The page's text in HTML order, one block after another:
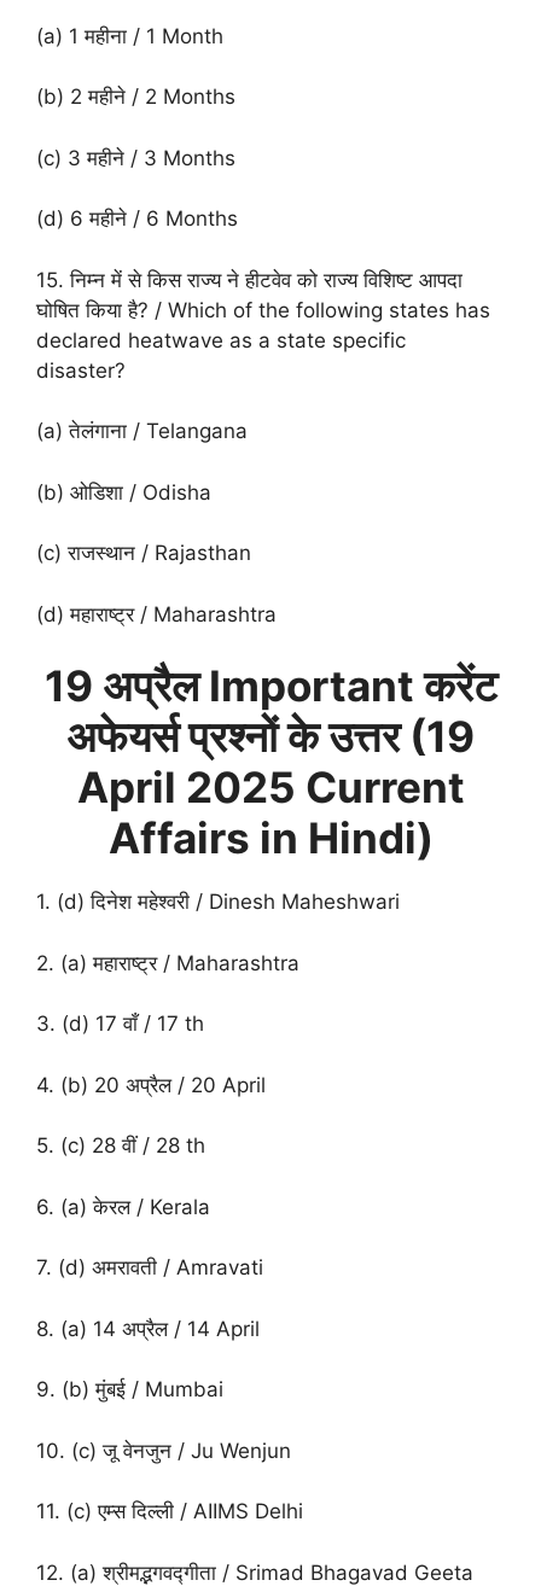
(a) 1 महीना / 1 Month
(b) 2 महीने / 2 Months
(c) 3 महीने / 3 Months
(d) 6 महीने / 6 Months
15. निम्न में से किस राज्य ने हीटवेव को राज्य विशिष्ट आपदा
घोषित किया है? / Which of the following states has
declared heatwave as a state specific
disaster?
(a) तेलंगाना / Telangana
(b) ओडिशा / Odisha
(c) राजस्थान / Rajasthan
(d) महाराष्ट्र / Maharashtra
19 अप्रैल Important करेंट
अफेयर्स प्रश्नों के उत्तर (19
April 2025 Current
Affairs in Hindi)
1. (d) दिनेश महेश्वरी / Dinesh Maheshwari
2. (a) महाराष्ट्र / Maharashtra
3. (d) 17 वाँ / 17 th
4. (b) 20 अप्रैल / 20 April
5. (c) 28 वीं / 28 th
6. (a) केरल / Kerala
7. (d) अमरावती / Amravati
8. (a) 14 अप्रैल / 14 April
9. (b) मुंबई / Mumbai
10. (c) जू वेनजुन / Ju Wenjun
11. (c) एम्स दिल्ली / AIIMS Delhi
12. (a) श्रीमद्भगवद्गीता / Srimad Bhagavad Geeta